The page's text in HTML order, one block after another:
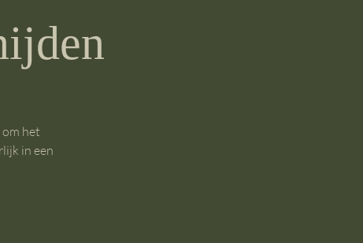
het
in een